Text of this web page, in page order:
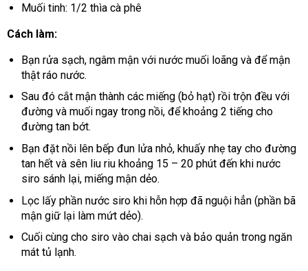
Muối tinh: 1/2 thìa cà phê
Cách làm:
Bạn rửa sạch, ngâm mận với nước muối loãng và để mận
thật ráo nước.
Sau đó cắt mận thành các miếng (bỏ hạt) rồi trộn đều với
đường và muối ngay trong nồi, để khoảng 2 tiếng cho
đường tan bớt.
Bạn đặt nồi lên bếp đun lửa nhỏ, khuấy nhẹ tay cho đường
tan hết và sên liu riu khoảng 15 – 20 phút đến khi nước
siro sánh lại, miếng mận dẻo.
Lọc lấy phần nước siro khi hỗn hợp đã nguội hẳn (phần bã
mận giữ lại làm mứt dẻo).
Cuối cùng cho siro vào chai sạch và bảo quản trong ngăn
mát tủ lạnh.